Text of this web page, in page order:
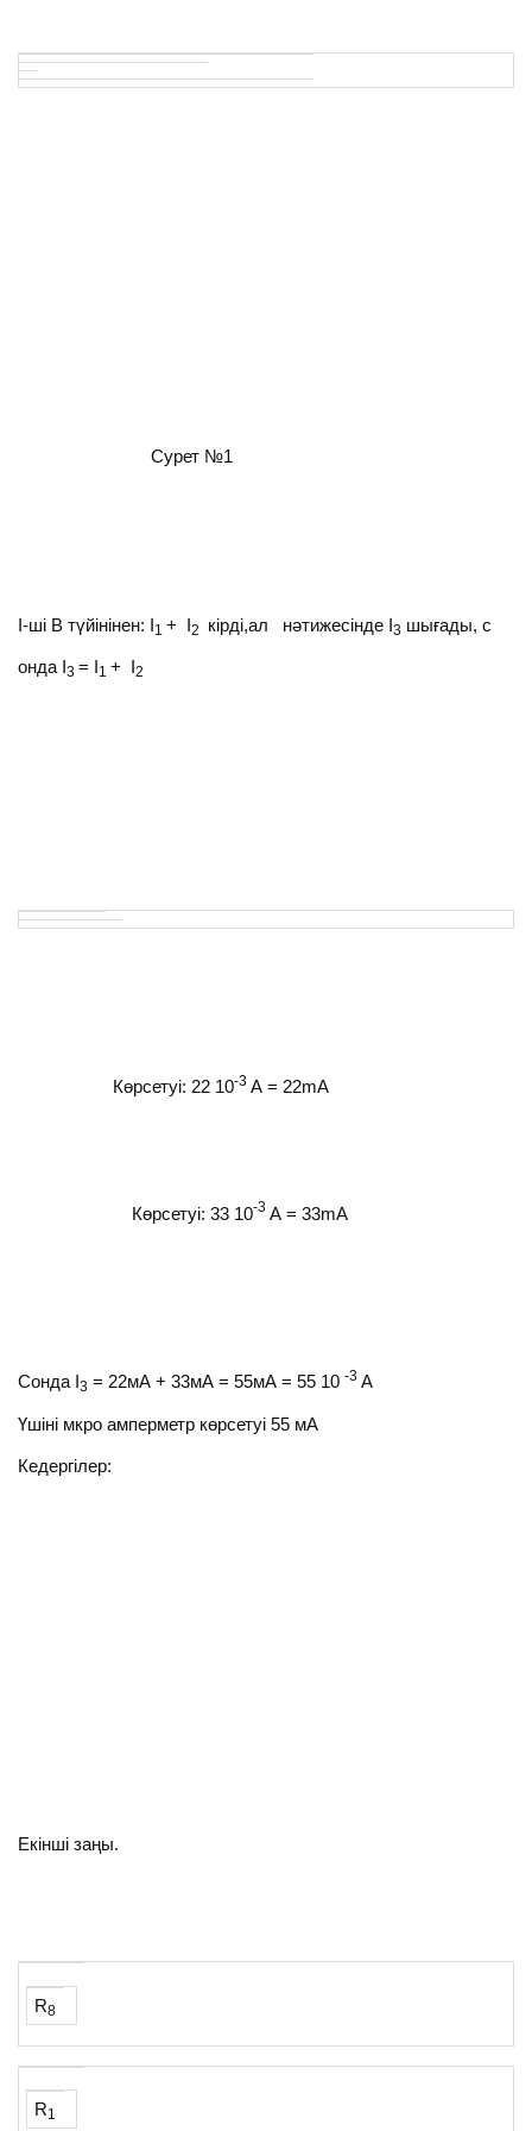
Сурет №1
І-ші В түйінінен: I1+ I2 кірді,aл нәтижесінде І3 шығады, с
онда І3= I1+ I2
Көрсетуі: 22 10-3 А = 22mA
Көрсетуі: 33 10-3 А = 33mA
Сонда I3 = 22мА + 33мА = 55мА = 55 10-3 А
Үшіні мкро амперметр көрсетуі 55 мА
Кедергілер:
Екінші заңы.
R8
R1